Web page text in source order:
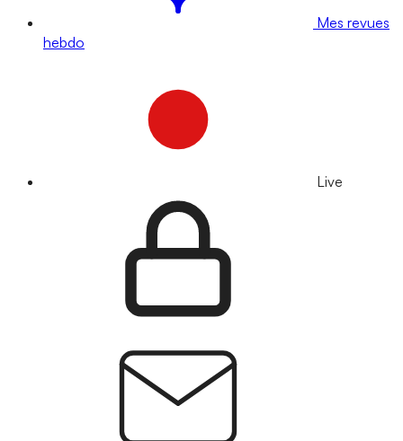
Mes revues
hebdo
Live